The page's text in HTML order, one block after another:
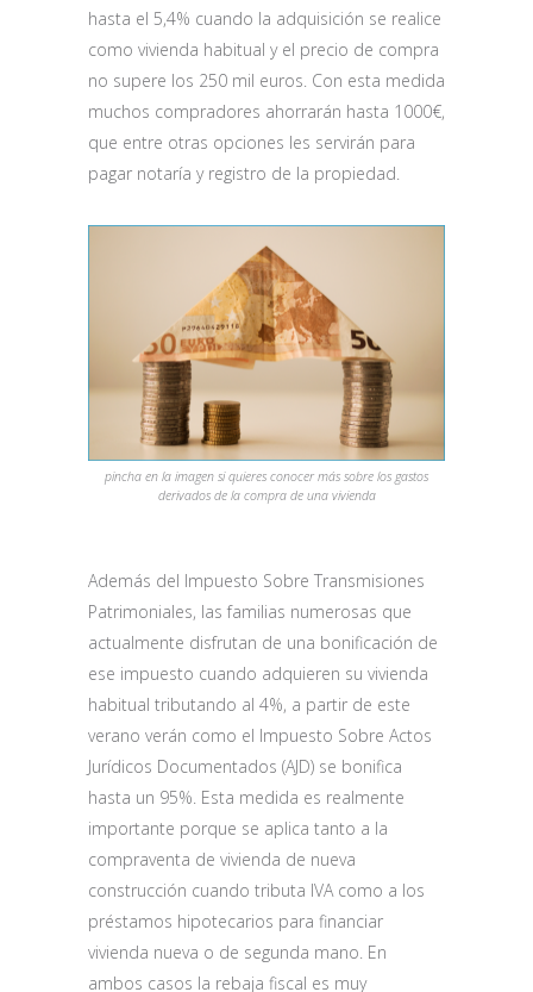
hasta el 5,4% cuando la adquisición se realice
como vivienda habitual y el precio de compra
no supere los 250 mil euros. Con esta medida
muchos compradores ahorrarán hasta 1000€,
que entre otras opciones les servirán para
pagar notaría y registro de la propiedad.
pincha en la imagen si quieres conocer más sobre los gastos
derivados de la compra de una vivienda
Además del Impuesto Sobre Transmisiones
Patrimoniales, las familias numerosas que
actualmente disfrutan de una bonificación de
ese impuesto cuando adquieren su vivienda
habitual tributando al 4%, a partir de este
verano verán como el Impuesto Sobre Actos
Jurídicos Documentados (AJD) se bonifica
hasta un 95%. Esta medida es realmente
importante porque se aplica tanto a la
compraventa de vivienda de nueva
construcción cuando tributa IVA como a los
préstamos hipotecarios para financiar
vivienda nueva o de segunda mano. En
ambos casos la rebaja fiscal es muy